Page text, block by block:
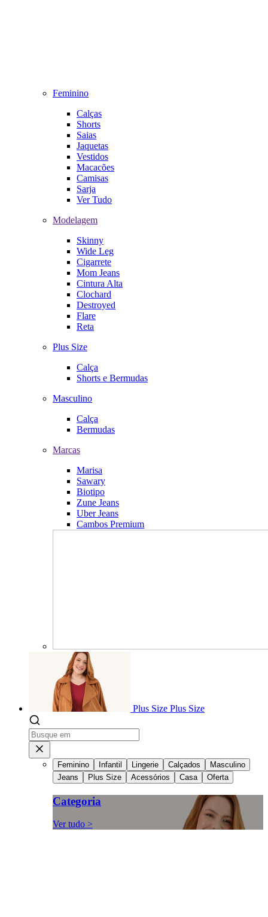
Feminino
Calças
Shorts
Saias
Jaquetas
Vestidos
Macacões
Camisas
Sarja
Ver Tudo
Modelagem
Skinny
Wide Leg
Cigarrete
Mom Jeans
Cintura Alta
Clochard
Destroyed
Flare
Reta
Plus Size
Calça
Shorts e Bermudas
Masculino
Calça
Bermudas
Marcas
Marisa
Sawary
Biotipo
Zune Jeans
Uber Jeans
Cambos Premium
Plus Size Plus Size
Feminino Infantil Lingerie Calçados
Masculino
Jeans
Plus Size Acessórios Casa Oferta
Categoria
Ver tudo >